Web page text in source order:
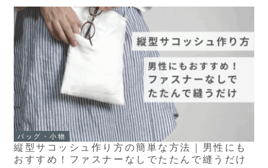
バッグ・小物
縦型サコッシュ作り方の簡単な方法｜男性にも
おすすめ！ファスナーなしでたたんで縫うだけ